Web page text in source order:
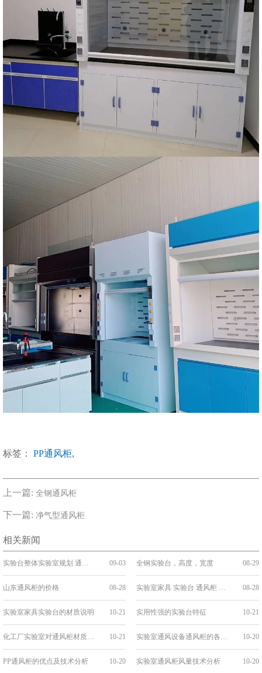
标签： PP通风柜,
上一篇: 全钢通风柜
下一篇: 净气型通风柜
相关新闻
09-03 全钢实验台，高度，宽度 08-29
山东通风柜的价格 08-28 08-28
实验室家具实验台的材质说明 10-21 实用性强的实验台特征 10-21
10-21 10-20
PP通风柜的优点及技术分析 10-20 实验室通风柜风量技术分析 10-20